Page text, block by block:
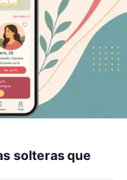
solteras que